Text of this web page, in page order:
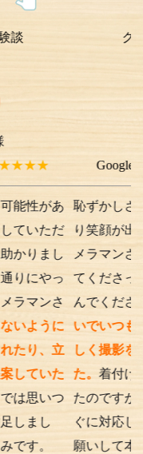
クチコミ・
Googleクチコミ
恥ずかしさから最初
り笑顔が出ない子供
メラマンさんが根気
てくださったり落ち
んでくださったり、
いでいつもの笑顔が
しく撮影を行うこと
た。着付けとアテン
たのですが、撮影時
ぐに対応してくださ
願いして本当に良か